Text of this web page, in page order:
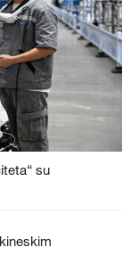
su